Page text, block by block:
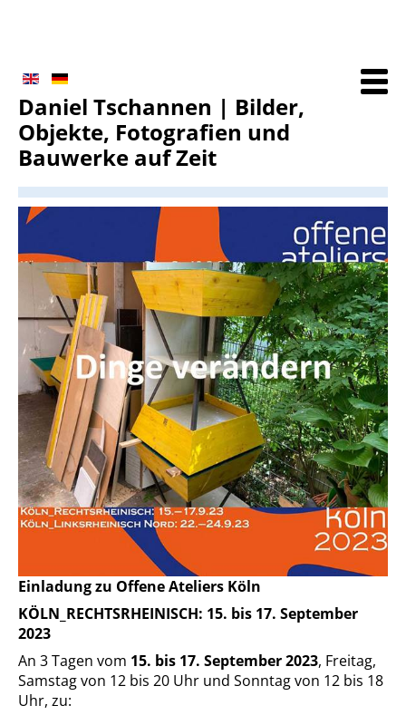
Daniel Tschannen | Bilder,
Objekte, Fotografien und
Bauwerke auf Zeit
Einladung zu Offene Ateliers Köln
KÖLN_RECHTSRHEINISCH: 15. bis 17. September
2023
An 3 Tagen vom 15. bis 17. September 2023, Freitag,
Samstag von 12 bis 20 Uhr und Sonntag von 12 bis 18
Uhr, zu: